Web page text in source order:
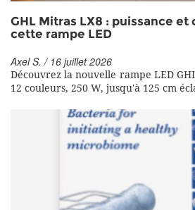
GHL Mitras LX8 : puissance
cette rampe LED
Axel S. / 16 juillet 2026
Découvrez la nouvelle rampe LED
12 couleurs, 250 W, jusqu'à 125 cm